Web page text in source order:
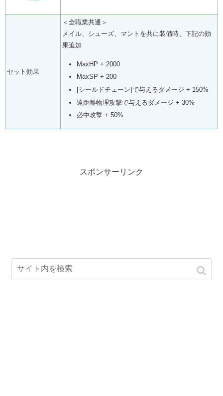
セット効果
＜全職業共通＞
メイル、シューズ、マントを共に装備時、下記の効
果追加
MaxHP + 2000
MaxSP + 200
[シールドチェーン]で与えるダメージ + 150%
遠距離物理攻撃で与えるダメージ + 30%
必中攻撃 + 50%
スポンサーリンク